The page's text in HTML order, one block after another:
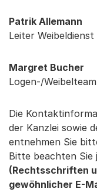
Patrik Allemann
Leiter Weibeldienst
Margret Bucher
Logen-/Weibelteam
Die
der Kanzlei sowie
entnehmen Sie
Bitte beachten Sie
(Rechtsschriften
gewöhnlicher E-